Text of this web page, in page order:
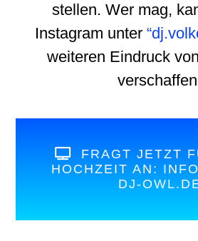
stellen. Wer mag,
Instagram unter “
weiteren Eindruck
FRAGT JETZT
HOCHZEIT AN:
DJ-